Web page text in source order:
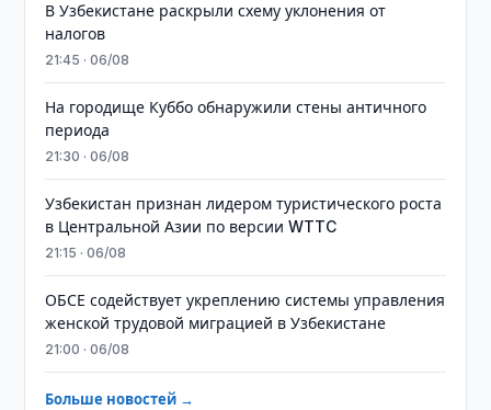
В Узбекистане раскрыли схему уклонения от
налогов
21:45 · 06/08
На городище Куббо обнаружили стены античного
периода
21:30 · 06/08
Узбекистан признан лидером туристического роста
в Центральной Азии по версии WTTC
21:15 · 06/08
ОБСЕ содействует укреплению системы управления
женской трудовой миграцией в Узбекистане
21:00 · 06/08
Больше новостей →